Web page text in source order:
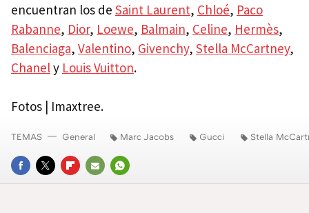
encuentran los de Saint Laurent, Chloé, Paco
Rabanne, Dior, Loewe, Balmain, Celine, Hermès,
Balenciaga, Valentino, Givenchy, Stella McCartney,
Chanely Louis Vuitton.
Fotos | Imaxtree.
FACEBOOK
TWITTERFLIPBOARD
E-
WHATSAPP
TEMAS General Marc Jacobs Gucci Stella